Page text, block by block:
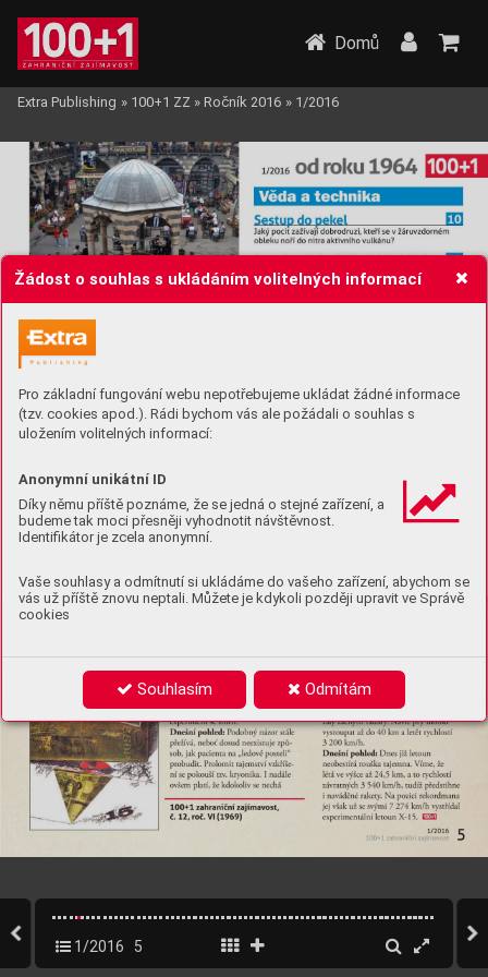
Žádost o souhlas s ukládáním volitelných informací
Pro základní fungování webu nepotřebujeme ukládat žádné informace
(tzv. cookies apod.). Rádi bychom vás ale požádali o souhlas s
uložením volitelných informací:
Anonymní unikátní ID
Díky němu příště poznáme, že se jedná o stejné zařízení, a
budeme tak moci přesněji vyhodnotit návštěvnost.
Identifikátor je zcela anonymní.
Vaše souhlasy a odmítnutí si ukládáme do vašeho zařízení, abychom se
vás už příště znovu neptali. Můžete je kdykoli později upravit ve Správě
cookies
Souhlasím Odmítám
Domů
Extra Publishing » 100+1 ZZ » Ročník 2016 » 1/2016
1/2016 5